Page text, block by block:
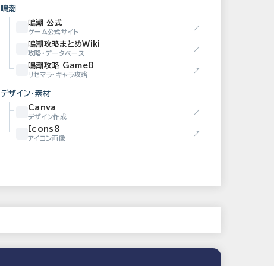
鳴潮
鳴潮 公式
ゲーム公式サイト
↗
鳴潮攻略まとめWiki
攻略・データベース
↗
鳴潮攻略 Game8
リセマラ・キャラ攻略
↗
デザイン・素材
Canva
デザイン作成
↗
Icons8
アイコン画像
↗